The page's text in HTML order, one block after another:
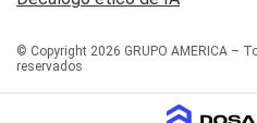
Edictos y Solicitadas
Básquet
San Juan 8
© Copyright 2026 GRUPO AMERICA –
reservados